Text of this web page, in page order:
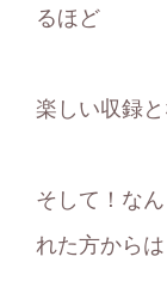
るほど
楽しい収録
そして！な
れた方からは